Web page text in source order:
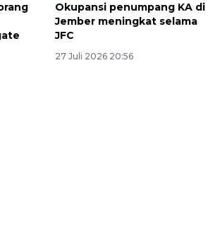
Okupansi penumpang KA di
Jember meningkat selama
JFC
27 Juli 2026 20:56